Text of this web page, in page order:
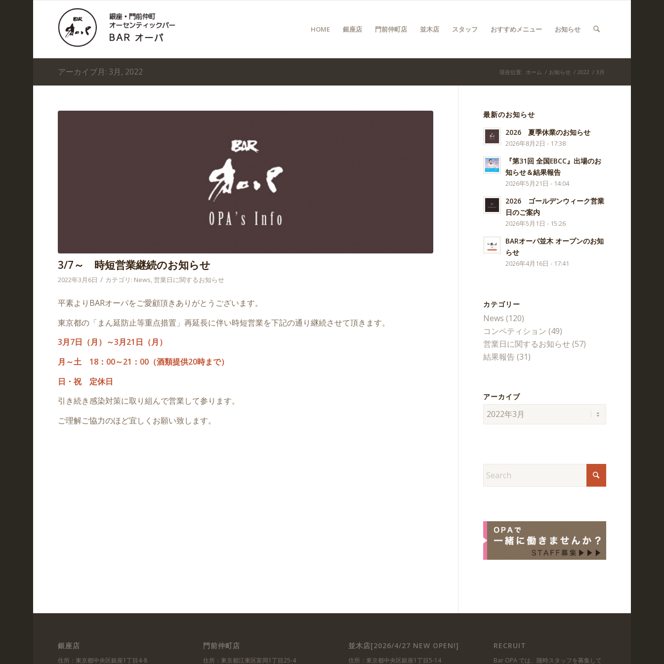
HOME 銀座店 門前仲町店 並木店 スタッフ おすすめメニュー お知らせ
アーカイブ月: 3月, 2022 現在位置: ホーム / お知らせ / 2022 / 3月
3/7～ 時短営業継続のお知らせ
2022年3月6日 / カテゴリ: News,営業日に関するお知らせ
平素よりBARオーパをご愛顧頂きありがとうございます。
東京都の「まん延防止等重点措置」再延長に伴い時短営業を下記の通り継続させて頂きます。
3月7日（月）～3月21日（月）
月～土 18：00～21：00（酒類提供20時まで）
日・祝 定休日
引き続き感染対策に取り組んで営業して参ります。
ご理解ご協力のほど宜しくお願い致します。
最新のお知らせ
2026 夏季休業のお知らせ
2026年8月2日 - 17:38
『第31回 全国EBCC』出場のお
知らせ＆結果報告
2026年5月21日 - 14:04
2026 ゴールデンウィーク営業
日のご案内
2026年5月1日 - 15:26
BARオーパ並木 オープンのお知
らせ
2026年4月16日 - 17:41
カテゴリー
News (120)
コンペティション (49)
営業日に関するお知らせ(57)
結果報告 (31)
アーカイブ
銀座店
住所：東京都中央区銀座1丁目4-8
門前仲町店
住所：東京都江東区富岡1丁目25-4
並木店[2026/4/27 NEW OPEN!]
住所：東京都中央区銀座1丁目5-14
RECRUIT
Bar OPA では、随時スタッフを募集して